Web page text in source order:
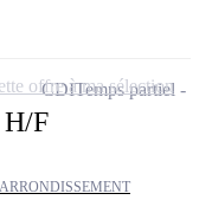
H/F
CDITemps partiel
offre à ma sélection